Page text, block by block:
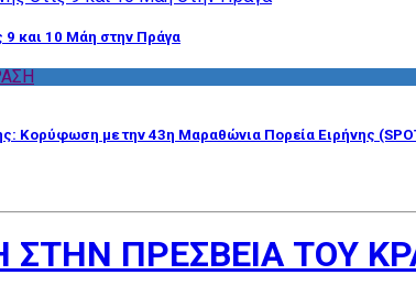
9 και 10 Μάη στην Πράγα
Κορύφωση με την 43η Μαραθώνια Πορεία Ειρήνης
ΣΤΗΝ ΠΡΕΣΒΕΙΑ ΤΟΥ